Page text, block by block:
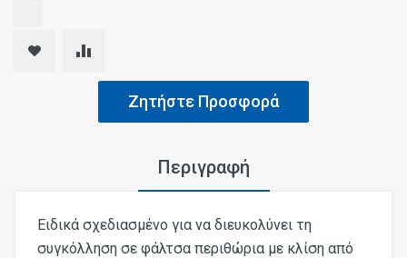
Ζητήστε Προσφορά
Περιγραφή
Ειδικά σχεδιασμένο για να διευκολύνει τη
συγκόλληση σε φάλτσα περιθώρια με κλίση από